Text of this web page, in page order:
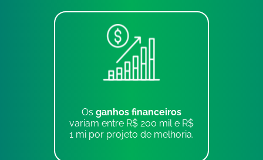
Os ganhos financeiros
variam entre R$ 200 mil e R$
1 mi por projeto de melhoria.